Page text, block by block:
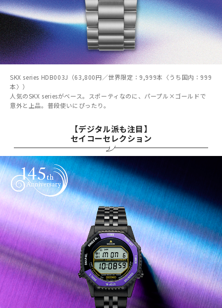
SKX series HDB003J（63,800円／世界限定：9,999本〈うち国内：999
本〉）
人気のSKX seriesがベース。スポーティなのに、パープル×ゴールドで
意外と上品。普段使いにぴったり。
【デジタル派も注目】
セイコーセレクション